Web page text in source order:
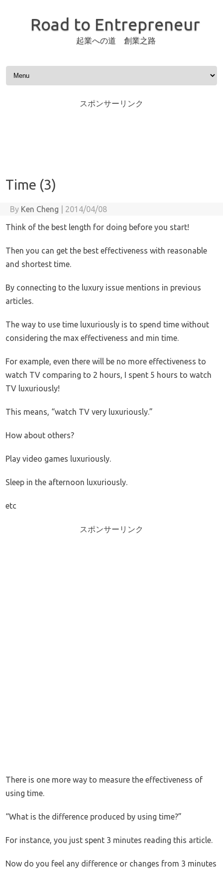
Road to Entrepreneur
起業への道 創業之路
Skip to content
スポンサーリンク
Time (3)
By Ken Cheng
2014/04/08
Think of the best length for doing before you start!
Then you can get the best effectiveness with reasonable
and shortest time.
By connecting to the luxury issue mentions in previous
articles.
The way to use time luxuriously is to spend time without
considering the max effectiveness and min time.
For example, even there will be no more effectiveness to
watch TV comparing to 2 hours, I spent 5 hours to watch
TV luxuriously!
This means, “watch TV very luxuriously.”
How about others?
Play video games luxuriously.
Sleep in the afternoon luxuriously.
etc
スポンサーリンク
There is one more way to measure the effectiveness of
using time.
“What is the difference produced by using time?”
For instance, you just spent 3 minutes reading this article.
Now do you feel any difference or changes from 3 minutes